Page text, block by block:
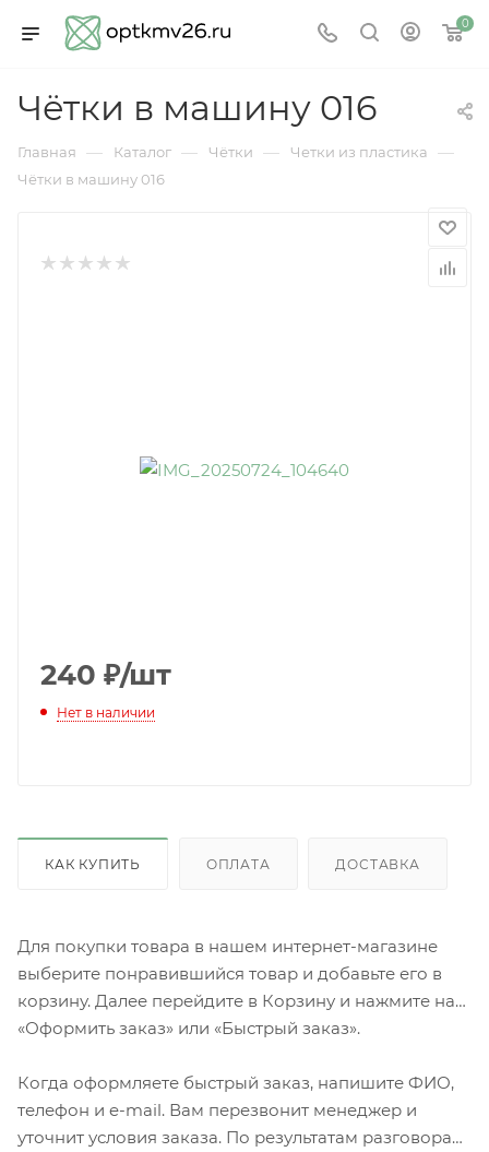
0
Чётки в машину 016
Главная — Каталог — Чётки — Четки из пластика —
Чётки в машину 016
240 ₽/шт
Нет в наличии
КАК КУПИТЬ ОПЛАТА ДОСТАВКА
Для покупки товара в нашем интернет-магазине
выберите понравившийся товар и добавьте его в
корзину. Далее перейдите в Корзину и нажмите на
«Оформить заказ» или «Быстрый заказ».
Когда оформляете быстрый заказ, напишите ФИО,
телефон и e-mail. Вам перезвонит менеджер и
уточнит условия заказа. По результатам разговора